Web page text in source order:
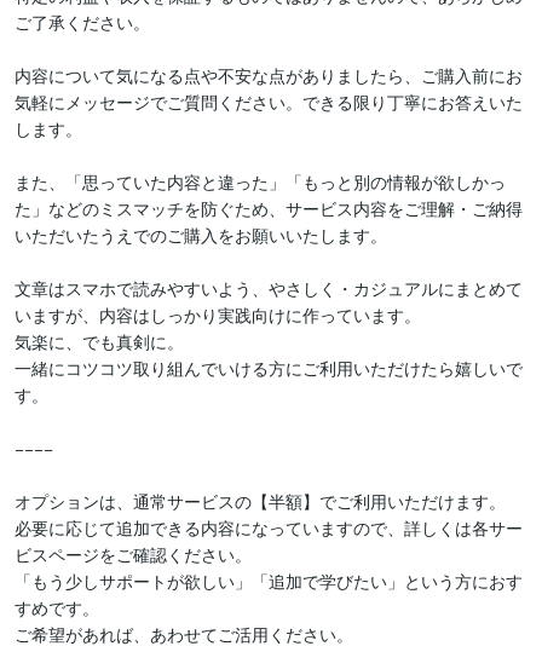
ご了承ください。
内容について気になる点や不安な点がありましたら、ご購入前にお
気軽にメッセージでご質問ください。できる限り丁寧にお答えいた
します。
また、「思っていた内容と違った」「もっと別の情報が欲しかっ
た」などのミスマッチを防ぐため、サービス内容をご理解・ご納得
いただいたうえでのご購入をお願いいたします。
文章はスマホで読みやすいよう、やさしく・カジュアルにまとめて
いますが、内容はしっかり実践向けに作っています。
気楽に、でも真剣に。
一緒にコツコツ取り組んでいける方にご利用いただけたら嬉しいで
す。
−−−−
オプションは、通常サービスの【半額】でご利用いただけます。
必要に応じて追加できる内容になっていますので、詳しくは各サー
ビスページをご確認ください。
「もう少しサポートが欲しい」「追加で学びたい」という方におす
すめです。
ご希望があれば、あわせてご活用ください。